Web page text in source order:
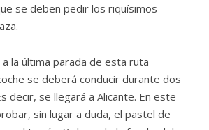
se deben pedir los riquísimos
la última parada de esta ruta
se deberá conducir durante dos
decir, se llegará a Alicante. En este
sin lugar a duda, el pastel de